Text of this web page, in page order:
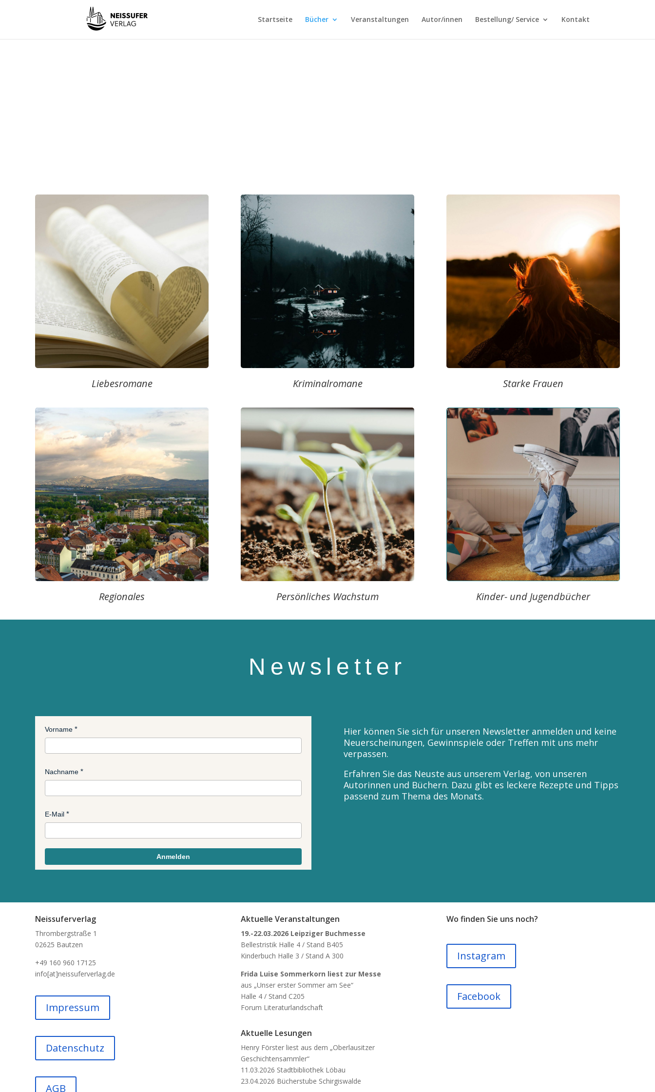
Startseite Bücher Veranstaltungen Autor/innen Bestellung/ Service Kontakt
Liebesromane Kriminalromane Starke Frauen
Regionales Persönliches Wachstum Kinder- und Jugendbücher
Newsletter
Vorname
Nachname
E-Mail
Anmelden
Hier können Sie sich für unseren Newsletter anmelden und keine
Neuerscheinungen, Gewinnspiele oder Treffen mit uns mehr
verpassen.
Erfahren Sie das Neuste aus unserem Verlag, von unseren
Autorinnen und Büchern. Dazu gibt es leckere Rezepte und Tipps
passend zum Thema des Monats.
Neissuferverlag
Thrombergstraße 1
02625 Bautzen
+49 160 960 17125
info[at]neissuferverlag.de
Impressum
Datenschutz
AGB
Aktuelle Veranstaltungen
19.-22.03.2026 Leipziger Buchmesse
Bellestristik Halle 4 / Stand B405
Kinderbuch Halle 3 / Stand A 300
Frida Luise Sommerkorn liest zur Messe
aus „Unser erster Sommer am See“
Halle 4 / Stand C205
Forum Literaturlandschaft
Aktuelle Lesungen
Henry Förster liest aus dem „Oberlausitzer
Geschichtensammler“
11.03.2026 Stadtbibliothek Löbau
23.04.2026 Bücherstube Schirgiswalde
Wo finden Sie uns noch?
Instagram
Facebook